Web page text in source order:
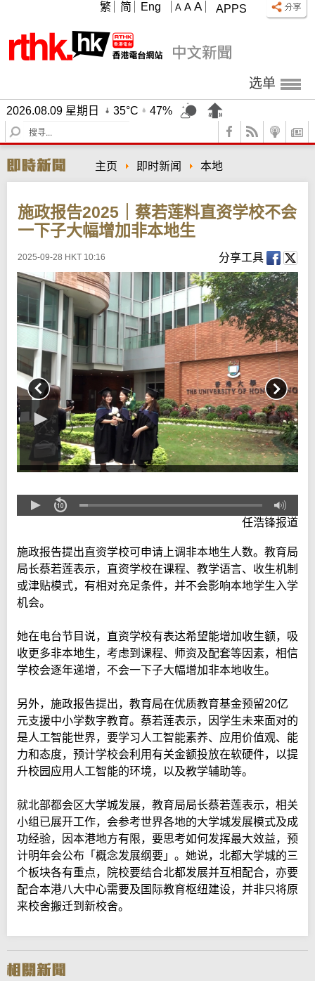
APPS
A A A
繁 简 Eng
选单
2026.08.09 星期日 35°C
47%
S
e
r
c
主页 即时新闻 本地
施政报告2025｜蔡若莲料直资学校不会
一下子大幅增加非本地生
2025-09-28 HKT 10:16 分享工具
任浩锋报道
施政报告提出直资学校可申请上调非本地生人数。教育局
局长蔡若莲表示，直资学校在课程、教学语言、收生机制
或津贴模式，有相对充足条件，并不会影响本地学生入学
机会。
她在电台节目说，直资学校有表达希望能增加收生额，吸
收更多非本地生，考虑到课程、师资及配套等因素，相信
学校会逐年递增，不会一下子大幅增加非本地收生。
另外，施政报告提出，教育局在优质教育基金预留20亿
元支援中小学数字教育。蔡若莲表示，因学生未来面对的
是人工智能世界，要学习人工智能素养、应用价值观、能
力和态度，预计学校会利用有关金额投放在软硬件，以提
升校园应用人工智能的环境，以及教学辅助等。
就北部都会区大学城发展，教育局局长蔡若莲表示，相关
小组已展开工作，会参考世界各地的大学城发展模式及成
功经验，因本港地方有限，要思考如何发挥最大效益，预
计明年会公布「概念发展纲要」。她说，北都大学城的三
个板块各有重点，院校要结合北都发展并互相配合，亦要
配合本港八大中心需要及国际教育枢纽建设，并非只将原
来校舍搬迁到新校舍。